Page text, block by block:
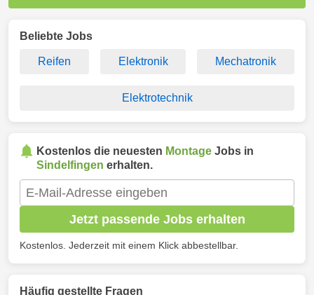
Beliebte Jobs
Reifen Elektronik Mechatronik
Elektrotechnik
Kostenlos die neuesten Montage Jobs in
Sindelfingen erhalten.
Jetzt passende Jobs erhalten
Kostenlos. Jederzeit mit einem Klick abbestellbar.
Häufig gestellte Fragen